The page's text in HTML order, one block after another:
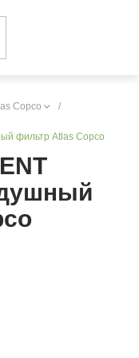
Copco
/
фильтр Atlas Copco